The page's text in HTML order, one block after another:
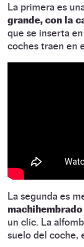
La primera es
grande, con la
que se inserta
coches traen en
La segunda es
un clic. La
suelo del coche,